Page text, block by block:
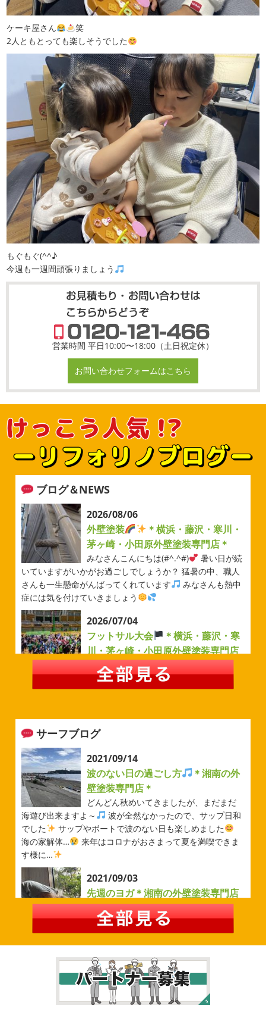
ケーキ屋さん
笑
2人ともとっても楽しそうでした
もぐもぐ(^^♪
今週も一週間頑張りましょう
営業時間 平日10:00〜18:00（土日祝定休）
お問い合わせフォームはこちら
ブログ＆NEWS
2026/08/06
外壁塗装
＊横浜・藤沢・寒川・
茅ヶ崎・小田原外壁塗装専門店＊
みなさんこんにちは(#^.^#)
暑い日が続
いていますがいかがお過ごしでしょうか？ 猛暑の中、職人
さんも一生懸命がんばってくれています
みなさんも熱中
症には気を付けていきましょう
2026/07/04
フットサル大会
＊横浜・藤沢・寒
川・茅ヶ崎・小田原外壁塗装専門店
＊
みなさんこんにちは(#^.^#)
例年より過ごしやすい気温が
続いていますがいかがお過ごしでしょうか？ 先日は毎年恒
運動する機会が少ないのでいい運動になりました
...
2026/05/31
ベルマーレ
川・茅ヶ崎・小田原外壁塗装専門店
＊
みなさんこんにちは(#^.^#)
先日は試合の応援に行ったの
でその時の写真を載せようと思います
今シーズン初の応
援(*^▽^*) 弊社の新しい担当のキクチさんにも会えました
今シーズンもよろしくお願いいたします
自転車
＊横浜・藤沢・寒川・茅
ヶ崎・小田原外壁塗装専門店＊
みなさんこんにちは
ＧＷはいかがお
過ごしですか？ 先日は娘と海沿いにある公園で自転車の練
習に行ってきました
今まではキックボード派だったので
自転車に興味を示さなかったのですが、お友達の影響で欲
しいとお願いされたので ...
2026/02/26
3連休
＊横浜・藤沢・寒川・茅ヶ
サーフブログ
2021/09/14
波のない日の過ごし方
＊湘南の外
壁塗装専門店＊
どんどん秋めいてきましたが、まだまだ
海遊び出来ますよ～
波が全然なかったので、サップ日和
でした
サップやボートで波のない日も楽しめました
海の家解体…
来年はコロナがおさまって夏を満喫できま
す様に…
2021/09/03
先週のヨガ＊湘南の外壁塗装専門店
＊
先週のヨガ はい、可愛い～
ダウンド
ッグ
はおちゃんだいぶヨガがお上手に
伸ばしてる後
ろに、はおちゃんが積み上げたヨガブロックが
夏休み中
で先生の息子さんも
先生2人抱っこすごい
子連れ歓迎
ヨガ、運動の秋
...
2021/09/02